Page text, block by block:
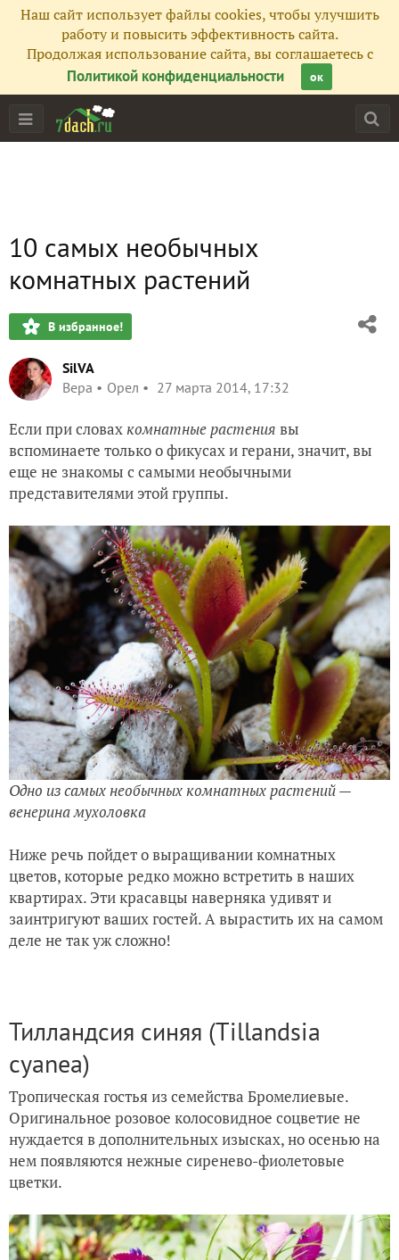
Наш сайт использует файлы cookies, чтобы улучшить
работу и повысить эффективность сайта.
Продолжая использование сайта, вы соглашаетесь с
Политикой конфиденциальности
ок
10 самых необычных
комнатных растений
В избранное!
SilVA
Вера
Орел 27 марта 2014, 17:32
Если при словахкомнатные растения вы
вспоминаете только о фикусах и герани, значит, вы
еще не знакомы с самыми необычными
представителями этой группы.
Одно из самых необычных комнатных растений —
венерина мухоловка
Ниже речь пойдет о выращивании комнатных
цветов, которые редко можно встретить в наших
квартирах. Эти красавцы наверняка удивят и
заинтригуют ваших гостей. А вырастить их на самом
деле не так уж сложно!
Тилландсия синяя (Tillandsia
cyanea)
Тропическая гостья из семейства Бромелиевые.
Оригинальное розовое колосовидное соцветие не
нуждается в дополнительных изысках, но осенью на
нем появляются нежные сиренево-фиолетовые
цветки.